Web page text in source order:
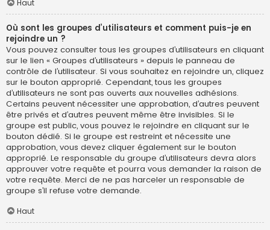
Haut
Où sont les groupes d’utilisateurs et comment puis-je en
rejoindre un ?
Vous pouvez consulter tous les groupes d’utilisateurs en cliquant
sur le lien « Groupes d’utilisateurs » depuis le panneau de
contrôle de l’utilisateur. Si vous souhaitez en rejoindre un, cliquez
sur le bouton approprié. Cependant, tous les groupes
d’utilisateurs ne sont pas ouverts aux nouvelles adhésions.
Certains peuvent nécessiter une approbation, d’autres peuvent
être privés et d’autres peuvent même être invisibles. Si le
groupe est public, vous pouvez le rejoindre en cliquant sur le
bouton dédié. Si le groupe est restreint et nécessite une
approbation, vous devez cliquer également sur le bouton
approprié. Le responsable du groupe d’utilisateurs devra alors
approuver votre requête et pourra vous demander la raison de
votre requête. Merci de ne pas harceler un responsable de
groupe s’il refuse votre demande.
Haut